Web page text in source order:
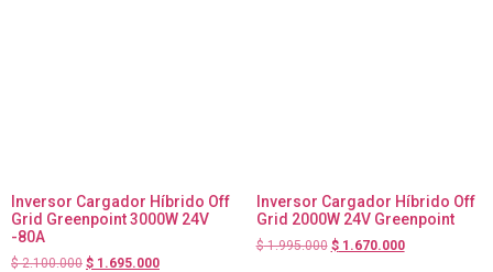
Inversor Cargador Híbrido Off
Grid Greenpoint 3000W 24V
-80A
$2.100.000 $ 1.695.000
Inversor Cargador Híbrido Off
Grid 2000W 24V Greenpoint
$1.995.000 $1.670.000